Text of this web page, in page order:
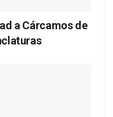
a Cárcamos de